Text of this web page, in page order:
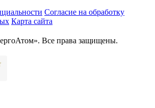
Согласие на обработку
Карта сайта
Все права защищены.